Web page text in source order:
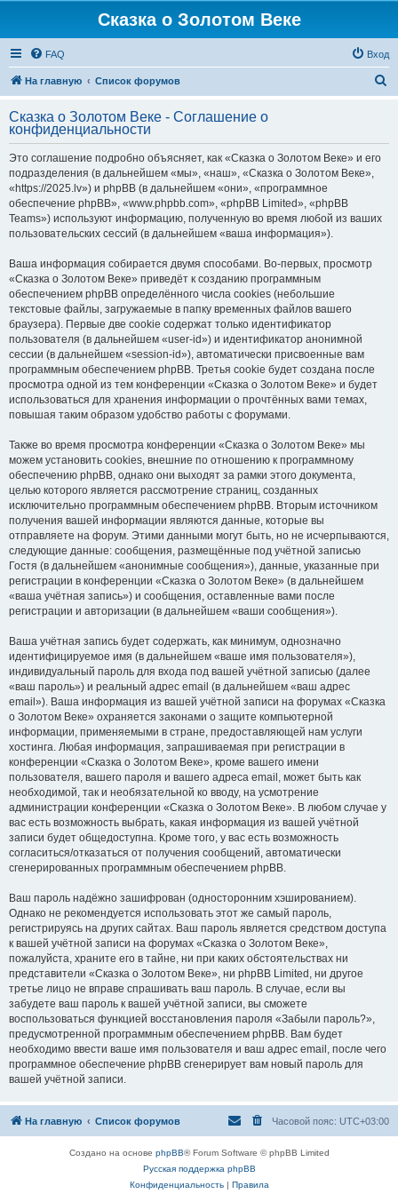
Сказка о Золотом Веке
FAQ Вход
На главную Список форумов
с
Сказка о Золотом Веке - Соглашение о
конфиденциальности
Это соглашение подробно объясняет, как «Сказка о Золотом Веке» и его
подразделения (в дальнейшем «мы», «наш», «Сказка о Золотом Веке»,
«https://2025.lv») и phpBB (в дальнейшем «они», «программное
обеспечение phpBB», «www.phpbb.com», «phpBB Limited», «phpBB
Teams») используют информацию, полученную во время любой из ваших
пользовательских сессий (в дальнейшем «ваша информация»).
Ваша информация собирается двумя способами. Во-первых, просмотр
«Сказка о Золотом Веке» приведёт к созданию программным
обеспечением phpBB определённого числа cookies (небольшие
текстовые файлы, загружаемые в папку временных файлов вашего
браузера). Первые две cookie содержат только идентификатор
пользователя (в дальнейшем «user-id») и идентификатор анонимной
сессии (в дальнейшем «session-id»), автоматически присвоенные вам
программным обеспечением phpBB. Третья cookie будет создана после
просмотра одной из тем конференции «Сказка о Золотом Веке» и будет
использоваться для хранения информации о прочтённых вами темах,
повышая таким образом удобство работы с форумами.
Также во время просмотра конференции «Сказка о Золотом Веке» мы
можем установить cookies, внешние по отношению к программному
обеспечению phpBB, однако они выходят за рамки этого документа,
целью которого является рассмотрение страниц, созданных
исключительно программным обеспечением phpBB. Вторым источником
получения вашей информации являются данные, которые вы
отправляете на форум. Этими данными могут быть, но не исчерпываются,
следующие данные: сообщения, размещённые под учётной записью
Гостя (в дальнейшем «анонимные сообщения»), данные, указанные при
регистрации в конференции «Сказка о Золотом Веке» (в дальнейшем
«ваша учётная запись») и сообщения, оставленные вами после
регистрации и авторизации (в дальнейшем «ваши сообщения»).
Ваша учётная запись будет содержать, как минимум, однозначно
идентифицируемое имя (в дальнейшем «ваше имя пользователя»),
индивидуальный пароль для входа под вашей учётной записью (далее
«ваш пароль») и реальный адрес email (в дальнейшем «ваш адрес
email»). Ваша информация из вашей учётной записи на форумах «Сказка
о Золотом Веке» охраняется законами о защите компьютерной
информации, применяемыми в стране, предоставляющей нам услуги
хостинга. Любая информация, запрашиваемая при регистрации в
конференции «Сказка о Золотом Веке», кроме вашего имени
пользователя, вашего пароля и вашего адреса email, может быть как
необходимой, так и необязательной ко вводу, на усмотрение
администрации конференции «Сказка о Золотом Веке». В любом случае у
вас есть возможность выбрать, какая информация из вашей учётной
записи будет общедоступна. Кроме того, у вас есть возможность
согласиться/отказаться от получения сообщений, автоматически
сгенерированных программным обеспечением phpBB.
Ваш пароль надёжно зашифрован (односторонним хэшированием).
Однако не рекомендуется использовать этот же самый пароль,
регистрируясь на других сайтах. Ваш пароль является средством доступа
к вашей учётной записи на форумах «Сказка о Золотом Веке»,
пожалуйста, храните его в тайне, ни при каких обстоятельствах ни
представители «Сказка о Золотом Веке», ни phpBB Limited, ни другое
третье лицо не вправе спрашивать ваш пароль. В случае, если вы
забудете ваш пароль к вашей учётной записи, вы сможете
воспользоваться функцией восстановления пароля «Забыли пароль?»,
предусмотренной программным обеспечением phpBB. Вам будет
необходимо ввести ваше имя пользователя и ваш адрес email, после чего
программное обеспечение phpBB сгенерирует вам новый пароль для
вашей учётной записи.
На главную Список форумов Часовой пояс: UTC+03:00
Создано на основе phpBB® Forum Software © phpBB Limited
Русская поддержка phpBB
Конфиденциальность| Правила